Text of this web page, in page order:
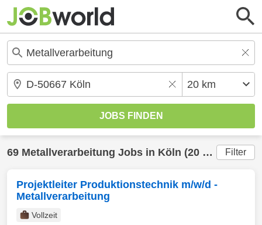
69 Metallverarbeitung Jobs in Köln (20 km) gefunden Filter
Projektleiter Produktionstechnik m/w/d -
Metallverarbeitung
Vollzeit